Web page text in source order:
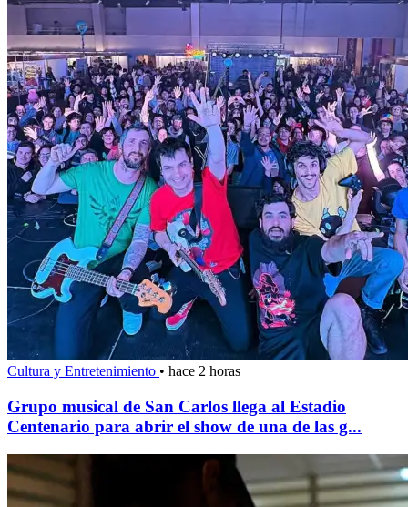
Cultura y Entretenimiento • hace 2 horas
Grupo musical de San Carlos llega al Estadio
Centenario para abrir el show de una de las g...